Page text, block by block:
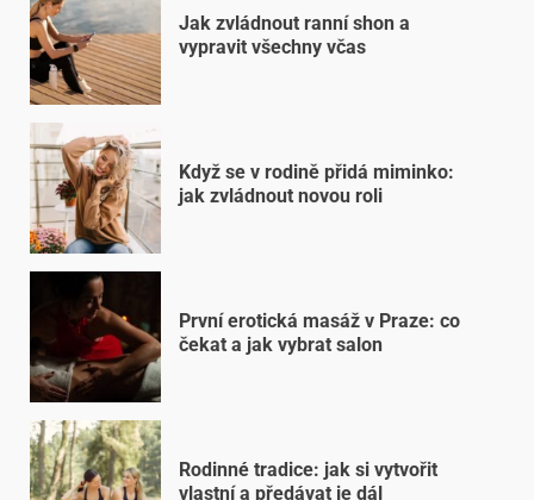
Jak zvládnout ranní shon a
vypravit všechny včas
Když se v rodině přidá miminko:
jak zvládnout novou roli
První erotická masáž v Praze: co
čekat a jak vybrat salon
Rodinné tradice: jak si vytvořit
vlastní a předávat je dál